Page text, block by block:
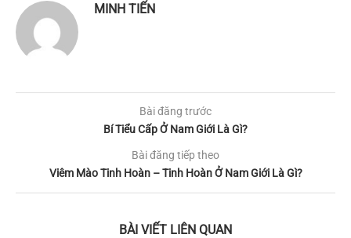
MINH TIẾN
Bài đăng trước
Bí Tiểu Cấp Ở Nam Giới Là Gì?
Bài đăng tiếp theo
Viêm Mào Tinh Hoàn – Tinh Hoàn Ở Nam Giới Là Gì?
BÀI VIẾT LIÊN QUAN